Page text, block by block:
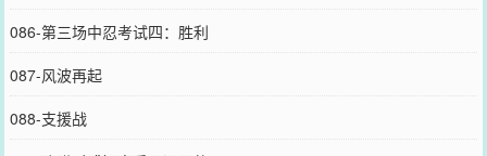
086-第三场中忍考试四：胜利
087-风波再起
088-支援战